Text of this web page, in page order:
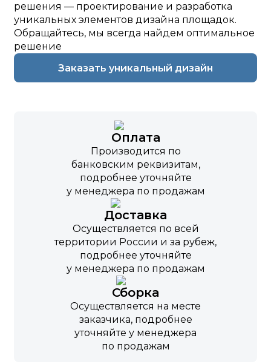
решения — проектирование и разработка
уникальных элементов дизайна площадок.
Обращайтесь, мы всегда найдем оптимальное
решение
Заказать уникальный дизайн
Оплата
Производится по
банковским реквизитам,
подробнее уточняйте
у менеджера по продажам
Доставка
Осуществляется по всей
территории России и за рубеж,
подробнее уточняйте
у менеджера по продажам
Сборка
Осуществляется на месте
заказчика, подробнее
уточняйте у менеджера
по продажам